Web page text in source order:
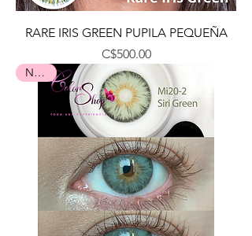
RARE IRIS GREEN PUPILA PEQUEÑA
Precio
C$500.00
Nuevo